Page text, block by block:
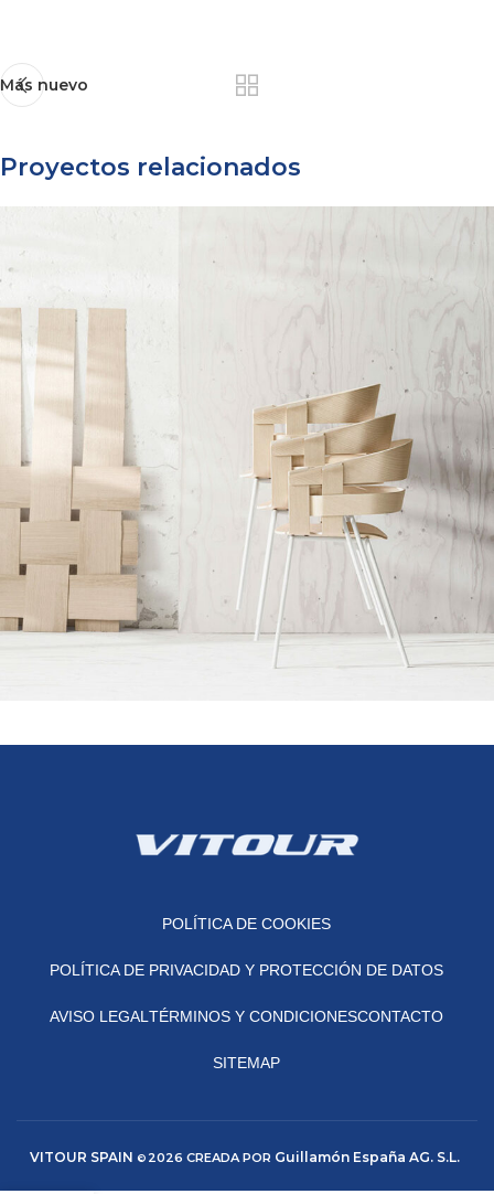
Más nuevo
Proyectos relacionados
POLÍTICA DE COOKIES
POLÍTICA DE PRIVACIDAD Y PROTECCIÓN DE DATOS
AVISO LEGALTÉRMINOS Y CONDICIONESCONTACTO
SITEMAP
VITOUR SPAIN © 2026 CREADA POR Guillamón España AG. S.L.